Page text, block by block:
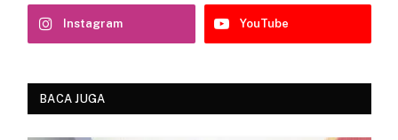
Instagram YouTube
BACA JUGA